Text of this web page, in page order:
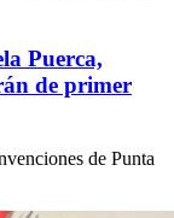
Puerca,
de primer
de Punta